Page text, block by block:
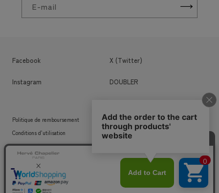
E-mail
Facebook X (Twitter)
Instagram DOUBLER
Politique de remboursement
Politique de confidentialité
Conditions d’utilisation
Coordonnées
Mentions légales